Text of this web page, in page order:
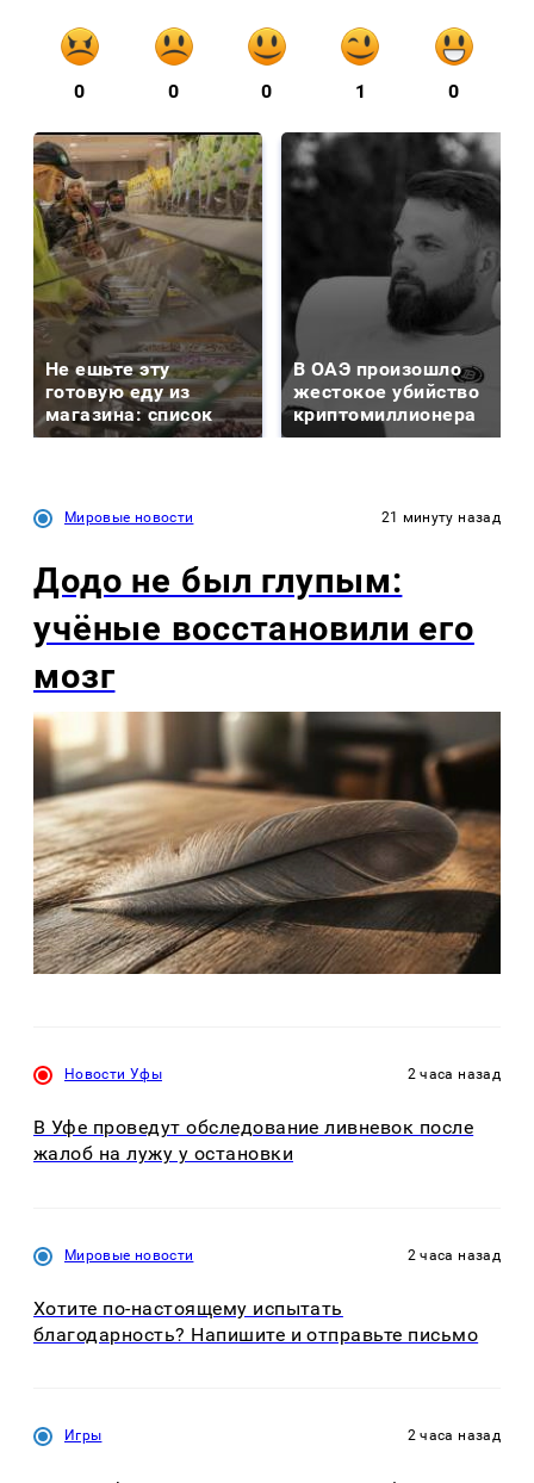
0 0 0 1 0
Не ешьте эту
готовую еду из
магазина: список
В ОАЭ произошло
жестокое убийство
криптомиллионера
Мировые новости 21 минуту назад
Додо не был глупым:
учёные восстановили его
мозг
Новости Уфы 2 часа назад
В Уфе проведут обследование ливневок после
жалоб на лужу у остановки
Мировые новости 2 часа назад
Хотите по-настоящему испытать
благодарность? Напишите и отправьте письмо
Игры 2 часа назад